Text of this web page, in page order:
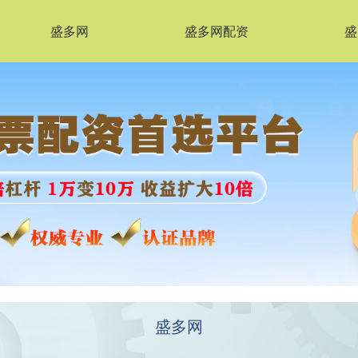
盛多网 盛多网配资
盛多网